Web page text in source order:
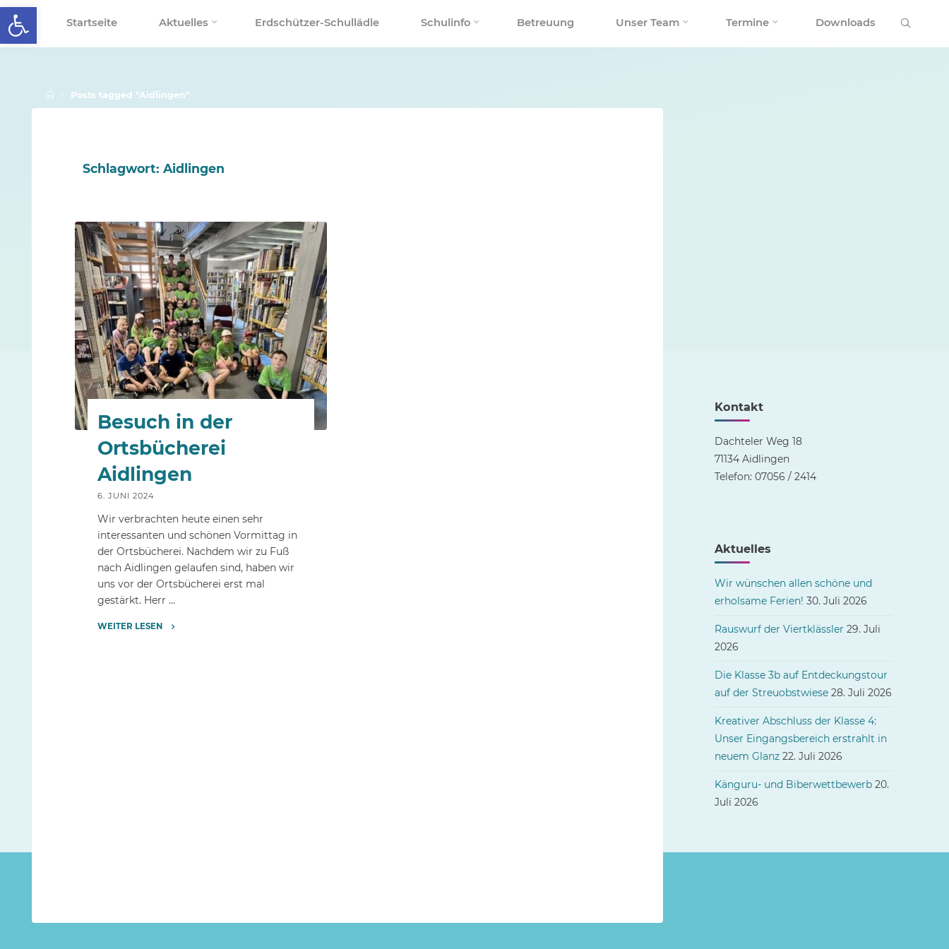
Werkzeugleiste öffnen
Skip
to
content
Startseite Aktuelles Erdschützer-Schullädle Schulinfo Betreuung Unser Team Termine Downloads
HomePosts tagged "Aidlingen"
Schlagwort: Aidlingen
ARCHIV
Besuch in der
Ortsbücherei
Aidlingen
6. JUNI 2024
Wir verbrachten heute einen sehr
interessanten und schönen Vormittag in
der Ortsbücherei. Nachdem wir zu Fuß
nach Aidlingen gelaufen sind, haben wir
uns vor der Ortsbücherei erst mal
gestärkt. Herr …
WEITER LESEN
Kontakt
Dachteler Weg 18
71134 Aidlingen
Telefon: 07056 / 2414
Aktuelles
Wir wünschen allen schöne und
erholsame Ferien! 30. Juli 2026
Rauswurf der Viertklässler 29. Juli
2026
Die Klasse 3b auf Entdeckungstour
auf der Streuobstwiese 28. Juli 2026
Kreativer Abschluss der Klasse 4:
Unser Eingangsbereich erstrahlt in
neuem Glanz 22. Juli 2026
Känguru- und Biberwettbewerb 20.
Juli 2026